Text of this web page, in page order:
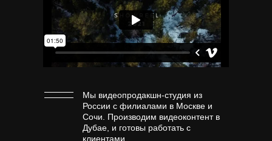
Мы видеопродакшн-студия из
России с филиалами в Москве и
Сочи. Производим видеоконтент в
Дубае, и готовы работать с
клиентами